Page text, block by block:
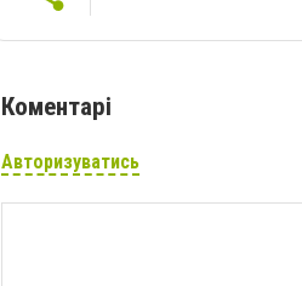
Коментарі
Авторизуватись